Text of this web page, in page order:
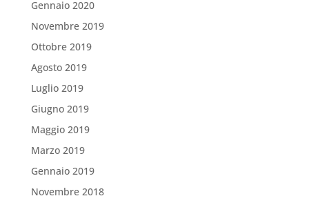
Gennaio 2020
Novembre 2019
Ottobre 2019
Agosto 2019
Luglio 2019
Giugno 2019
Maggio 2019
Marzo 2019
Gennaio 2019
Novembre 2018